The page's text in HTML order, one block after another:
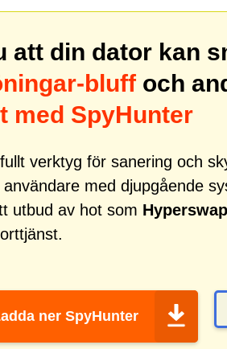
att din dator kan
bluff och
med SpyHunter
verktyg för sanering och
med djupgående
utbud av hot som
ner SpyHunter